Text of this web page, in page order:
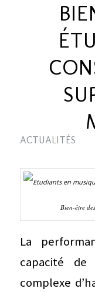
ACTUALITÉS
Bien-être
La
capacité de
complexe